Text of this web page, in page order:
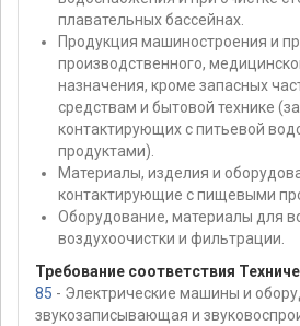
плавательных бассейнах.
Продукция машиностроения и
производственного,
назначения, кроме запасных
средствам и бытовой технике
контактирующих с питьевой
продуктами).
Материалы, изделия и
контактирующие с пищевыми
Оборудование, материалы для
воздухоочистки и фильтрации.
Требование соответствия
85 - Электрические машины и
звукозаписывающая и